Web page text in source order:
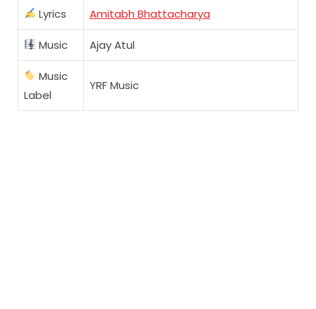
Lyrics Amitabh Bhattacharya
Music Ajay Atul
Music
Label
YRF Music